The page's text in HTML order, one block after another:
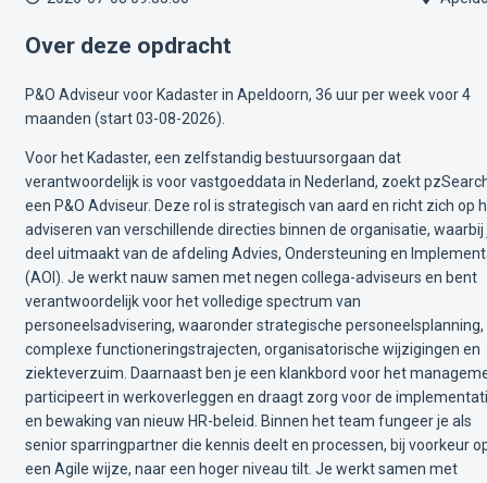
Over deze opdracht
P&O Adviseur voor Kadaster in Apeldoorn, 36 uur per week voor 4
maanden (start 03-08-2026).
Voor het Kadaster, een zelfstandig bestuursorgaan dat
verantwoordelijk is voor vastgoeddata in Nederland, zoekt
een P&O Adviseur. Deze rol is strategisch van aard en richt zich op
adviseren van verschillende directies binnen de organisatie, waarbij
deel uitmaakt van de afdeling Advies, Ondersteuning en
(AOI). Je werkt nauw samen met negen collega-adviseurs en bent
verantwoordelijk voor het volledige spectrum van
personeelsadvisering, waaronder strategische personeelsplanning,
complexe functioneringstrajecten, organisatorische wijzigingen en
ziekteverzuim. Daarnaast ben je een klankbord voor het
participeert in werkoverleggen en draagt zorg voor de
en bewaking van nieuw HR-beleid. Binnen het team fungeer je als
senior sparringpartner die kennis deelt en processen, bij voorkeur
een Agile wijze, naar een hoger niveau tilt. Je werkt samen met